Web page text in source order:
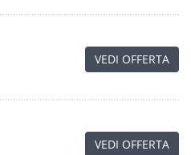
VEDI OFFERTA
VEDI OFFERTA